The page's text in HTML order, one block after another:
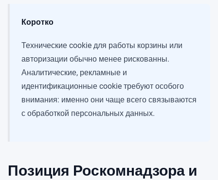
Коротко
Технические cookie для работы корзины или
авторизации обычно менее рискованны.
Аналитические, рекламные и
идентификационные cookie требуют особого
внимания: именно они чаще всего связываются
с обработкой персональных данных.
Позиция Роскомнадзора и